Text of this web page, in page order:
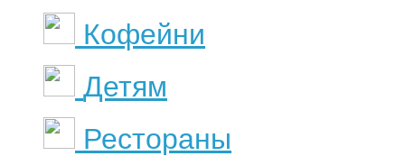
Кофейни
Детям
Рестораны